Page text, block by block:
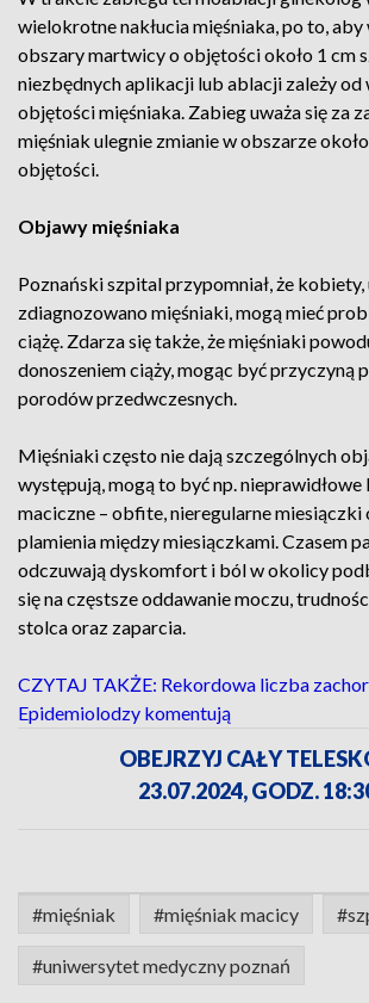
wielokrotne nakłucia mięśniaka, po to,
obszary martwicy o objętości około 1 cm
niezbędnych aplikacji lub ablacji zależy od
objętości mięśniaka. Zabieg uważa się za
mięśniak ulegnie zmianie w obszarze
objętości.
Objawy mięśniaka
Poznański szpital przypomniał, że
zdiagnozowano mięśniaki, mogą mieć
ciążę. Zdarza się także, że mięśniaki
donoszeniem ciąży, mogąc być przyczyną
porodów przedwczesnych.
Mięśniaki często nie dają szczególnych
występują, mogą to być np.
maciczne – obfite, nieregularne
plamienia między miesiączkami. Czasem
odczuwają dyskomfort i ból w okolicy
się na częstsze oddawanie moczu,
stolca oraz zaparcia.
CZYTAJ TAKŻE: Rekordowa liczba
Epidemiolodzy komentują
OBEJRZYJ CAŁY
23.07.2024, GODZ.
#mięśniak #mięśniak macicy
#uniwersytet medyczny poznań